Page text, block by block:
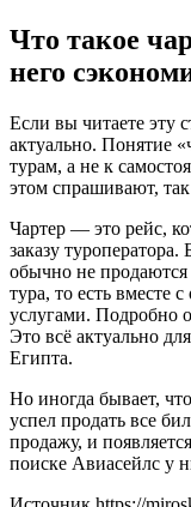
Что такое
него
Если вы читаете эту
актуально. Понятие
турам, а не к
этом спрашивают,
Чартер — это рейс,
заказу
обычно не продаются
тура, то есть вместе
услугами. Подробно
Это всё актуально
Египта.
Но иногда бывает,
успел продать все
продажу, и
поиске Авиасейлс у